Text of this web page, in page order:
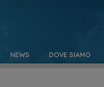
NEWS DOVE SIAMO